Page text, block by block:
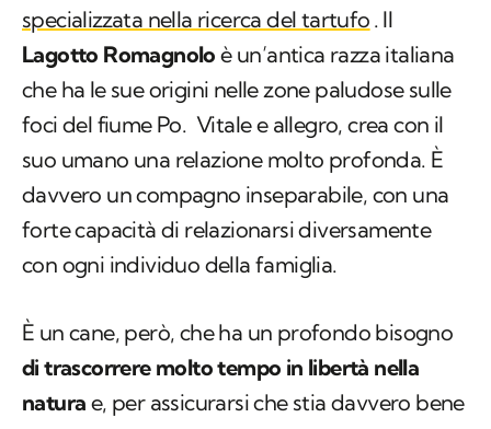
specializzata nella ricerca del tartufo . Il
Lagotto Romagnolo è un’antica razza italiana
che ha le sue origini nelle zone paludose sulle
foci del fiume Po. Vitale e allegro, crea con il
suo umano una relazione molto profonda. È
davvero un compagno inseparabile, con una
forte capacità di relazionarsi diversamente
con ogni individuo della famiglia.
È un cane, però, che ha un profondo bisogno
di trascorrere molto tempo in libertà nella
natura e, per assicurarsi che stia davvero bene